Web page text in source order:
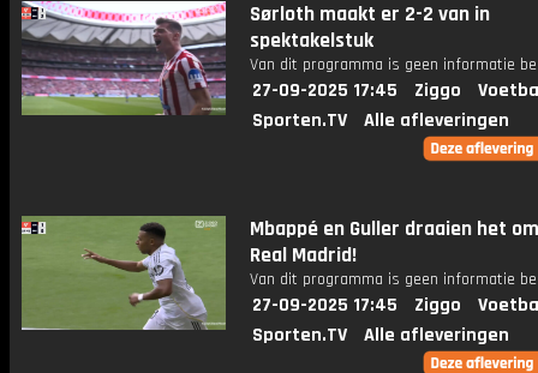
Sørloth maakt er 2-2 van in
spektakelstuk
Van dit programma is geen informatie
27-09-2025 17:45 Ziggo
Sporten.TV
Alle afleveringen
Mbappé en Guller draaien het
Real Madrid!
Van dit programma is geen informatie
27-09-2025 17:45 Ziggo
Sporten.TV
Alle afleveringen